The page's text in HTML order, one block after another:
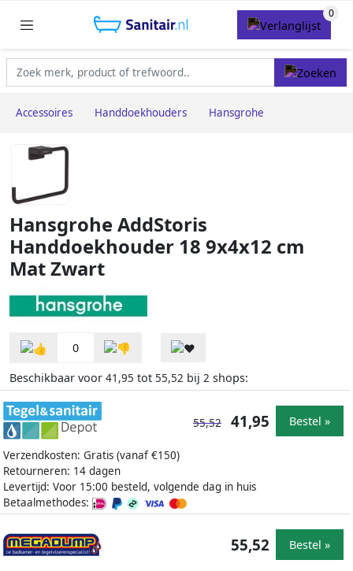
Accessoires Handdoekhouders Hansgrohe
Hansgrohe AddStoris
Handdoekhouder 18 9x4x12 cm
Mat Zwart
0
Beschikbaar voor 41,95 tot 55,52 bij 2 shops:
Verzendkosten: Gratis (vanaf €150)
Retourneren: 14 dagen
Levertijd: Voor 15:00 besteld, volgende dag in huis
Betaalmethodes:
55,52 41,95 Bestel »
55,52 Bestel »